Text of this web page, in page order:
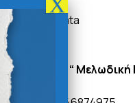
Χορωδία “ Μελωδική